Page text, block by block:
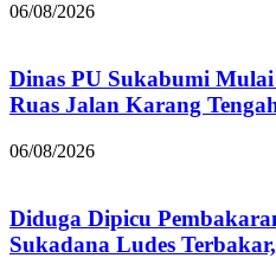
06/08/2026
Dinas PU Sukabumi
Ruas Jalan Karang
06/08/2026
Diduga Dipicu
Sukadana Ludes